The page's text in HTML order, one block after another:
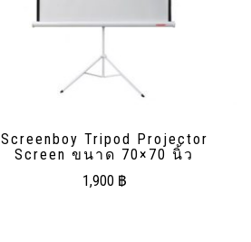
Screenboy Tripod Projector
Screen ขนาด 70×70 นิ้ว
1,900 ฿